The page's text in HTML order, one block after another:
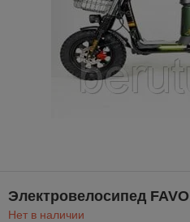
Электровелосипед
Нет в наличии